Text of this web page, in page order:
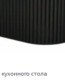
В корзинустола